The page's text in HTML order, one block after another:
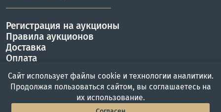
Регистрация на аукционы
Правила аукционов
Доставка
Оплата
КОНТАКТЫ
г. Москва, ул. Вавилова 57Б
Сайт использует файлы cookie и технологии аналитики.
Продолжая пользоваться сайтом, вы соглашаетесь на
их использование.